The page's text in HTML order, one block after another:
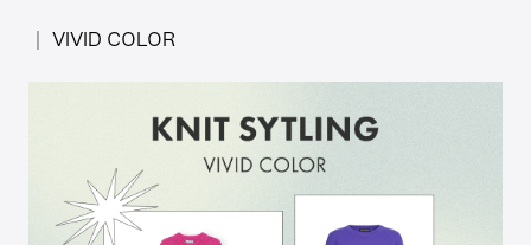
│ VIVID COLOR